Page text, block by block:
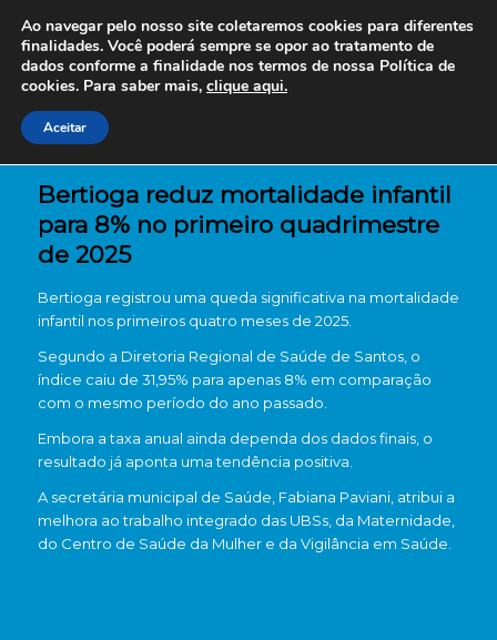
Bertioga reduz mortalidade infantil
para 8% no primeiro quadrimestre
de 2025
Bertioga registrou uma queda significativa na mortalidade
infantil nos primeiros quatro meses de 2025.
Segundo a Diretoria Regional de Saúde de Santos, o
índice caiu de 31,95% para apenas 8% em comparação
com o mesmo período do ano passado.
Embora a taxa anual ainda dependa dos dados finais, o
resultado já aponta uma tendência positiva.
A secretária municipal de Saúde, Fabiana Paviani, atribui a
melhora ao trabalho integrado das UBSs, da Maternidade,
do Centro de Saúde da Mulher e da Vigilância em Saúde.
Ao navegar pelo nosso site coletaremos cookies para diferentes
finalidades. Você poderá sempre se opor ao tratamento de
dados conforme a finalidade nos termos de nossa Política de
cookies. Para saber mais, clique aqui.
Aceitar